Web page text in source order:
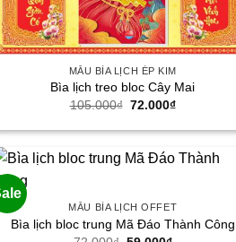
MẪU BÌA LỊCH ÉP KIM
Bìa lịch treo bloc Cây Mai
105.000₫ Giá
là:
72.000₫Giá
tại
72.000₫.
MẪU BÌA LỊCH OFFET
Bìa lịch bloc trung Mã Đáo Thành Công